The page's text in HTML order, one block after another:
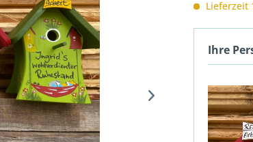
Lieferzeit
Ihre